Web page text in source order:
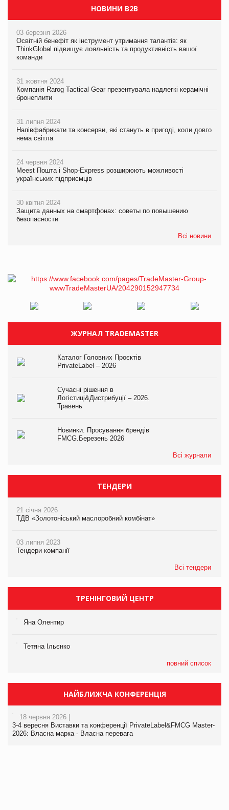
НОВИНИ B2B
03 березня 2026
Освітній бенефіт як інструмент утримання талантів: як
ThinkGlobal підвищує лояльність та продуктивність вашої
команди
31 жовтня 2024
Компанія Rarog Tactical Gear презентувала надлегкі керамічні
бронеплити
31 липня 2024
Напівфабрикати та консерви, які стануть в пригоді, коли довго
нема світла
24 червня 2024
Meest Пошта і Shop-Express розширюють можливості
українських підприємців
30 квітня 2024
Защита данных на смартфонах: советы по повышению
безопасности
Всі новини
ЖУРНАЛ TRADEMASTER
Каталог Головних Проєктів
PrivateLabel – 2026
Сучасні рішення в
Логістиці&Дистрибуції – 2026.
Травень
Новинки. Просування брендів
FMCG.Березень 2026
Всі журнали
ТЕНДЕРИ
21 січня 2026
ТДВ «Золотоніський маслоробний комбінат»
03 липня 2023
Тендери компанії
Всі тендери
ТРЕНІНГОВИЙ ЦЕНТР
Яна Олентир
Тетяна Ільєнко
повний список
НАЙБЛИЖЧА КОНФЕРЕНЦІЯ
18 червня 2026 |
3-4 вересня Виставки та конференції PrivateLabel&FMCG Master-
2026: Власна марка - Власна перевага